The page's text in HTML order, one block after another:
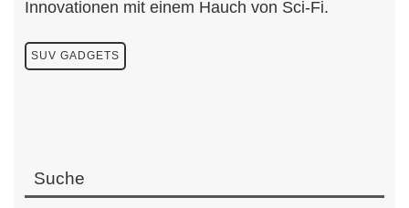
Innovationen mit einem Hauch von Sci-Fi.
SUV GADGETS
Suche